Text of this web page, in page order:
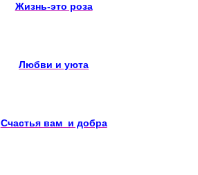
Жизнь-это роза
Любви и уюта
Счастья вам и добра